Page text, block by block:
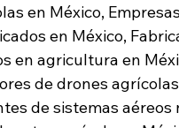
en México,
en México,
en agricultura en
de drones
de sistemas